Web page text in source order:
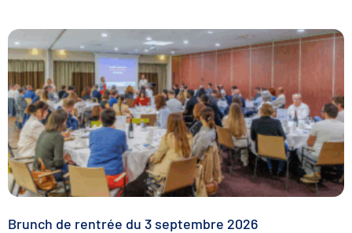
Brunch de rentrée du 3 septembre 2026